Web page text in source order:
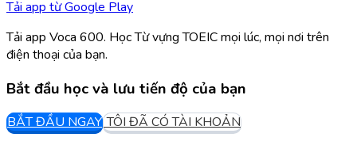
Tải app từGoogle Play
Tải app Voca 600. Học Từ vựng TOEIC mọi lúc, mọi nơi trên
điện thoại của bạn.
Bắt đầu học và lưu tiến độ của bạn
BẮT ĐẦU NGAY TÔI ĐÃ CÓ TÀI KHOẢN